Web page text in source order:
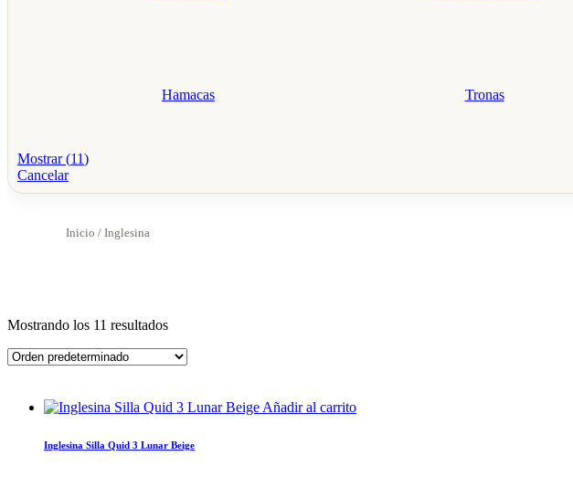
Hamacas Tronas
Mostrar(11)
Cancelar
Inicio / Inglesina
Mostrando los 11 resultados
Añadir al carrito
Inglesina Silla Quid 3 Lunar Beige